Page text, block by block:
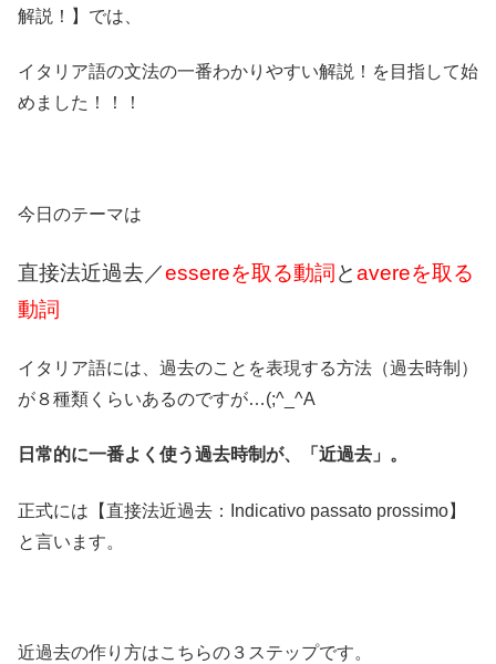
解説！】では、
イタリア語の文法の一番わかりやすい解説！を目指して始
めました！！！
今日のテーマは
直接法近過去／essereを取る動詞 とavereを取る
動詞
イタリア語には、過去のことを表現する方法（過去時制）
が８種類くらいあるのですが…(;^_^A
日常的に一番よく使う過去時制が、「近過去」。
正式には【直接法近過去：Indicativo passato prossimo】
と言います。
近過去の作り方はこちらの３ステップです。